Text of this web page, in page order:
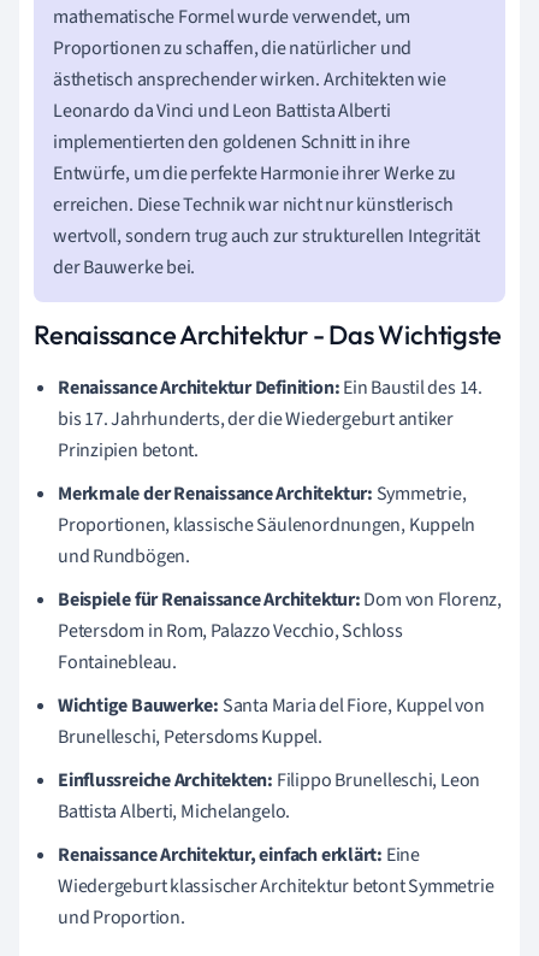
mathematische Formel wurde verwendet, um
Proportionen zu schaffen, die natürlicher und
ästhetisch ansprechender wirken. Architekten wie
Leonardo da Vinci und Leon Battista Alberti
implementierten den goldenen Schnitt in ihre
Entwürfe, um die perfekte Harmonie ihrer Werke zu
erreichen. Diese Technik war nicht nur künstlerisch
wertvoll, sondern trug auch zur strukturellen Integrität
der Bauwerke bei.
Renaissance Architektur - Das Wichtigste
Renaissance Architektur Definition:Ein Baustil des 14.
bis 17. Jahrhunderts, der die Wiedergeburt antiker
Prinzipien betont.
Merkmale der Renaissance Architektur: Symmetrie,
Proportionen, klassische Säulenordnungen, Kuppeln
und Rundbögen.
Beispiele für Renaissance Architektur:Dom von Florenz,
Petersdom in Rom, Palazzo Vecchio, Schloss
Fontainebleau.
Wichtige Bauwerke: Santa Maria del Fiore, Kuppel von
Brunelleschi, Petersdoms Kuppel.
Einflussreiche Architekten: Filippo Brunelleschi, Leon
Battista Alberti, Michelangelo.
Renaissance Architektur, einfach erklärt: Eine
Wiedergeburt klassischer Architektur betont Symmetrie
und Proportion.